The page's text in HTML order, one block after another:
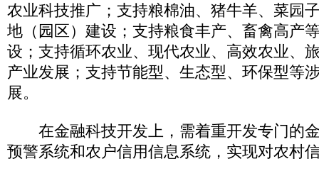
农业科技推广；支持粮棉油、猪牛羊、菜园
地（园区）建设；支持粮食丰产、畜禽高产
设；支持循环农业、现代农业、高效农业、
产业发展；支持节能型、生态型、环保型等
展。
在金融科技开发上，需着重开发专门的
预警系统和农户信用信息系统，实现对农村